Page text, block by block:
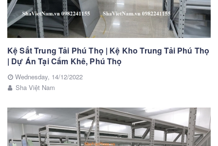
Kệ Sắt Trung Tải Phú Thọ | Kệ Kho Trung Tải Phú Thọ
| Dự Án Tại Cẩm Khê, Phú Thọ
Wednesday, 14/12/2022
Sha Việt Nam